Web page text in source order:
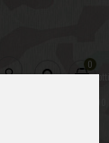
0
prodotti